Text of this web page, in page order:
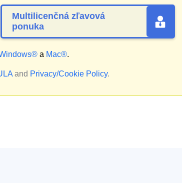
Multilicenčná zľavová
ponuka
a Mac®.
and Privacy/Cookie Policy.